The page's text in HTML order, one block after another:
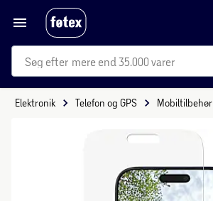
mere end 35.000 varer
Elektronik Telefon og GPS Mobiltilbehør